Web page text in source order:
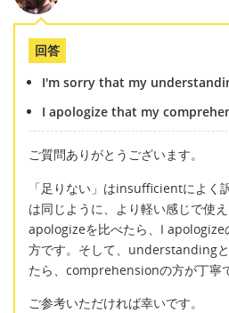
回答
I'm sorry that my
I apologize that my
ご質問ありがとうございます。
「足りない」はinsufficientによく
は同じように、より軽い感じで使
apologizeを比べたら、I apologize
方です。そして、understanding
たら、comprehensionの方が丁寧
ご参考いただければ幸いです。